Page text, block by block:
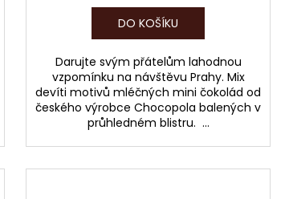
DO KOŠÍKU
Darujte svým přátelům lahodnou
vzpomínku na návštěvu Prahy. Mix
devíti motivů mléčných mini čokolád od
českého výrobce Chocopola balených v
průhledném blistru. ...